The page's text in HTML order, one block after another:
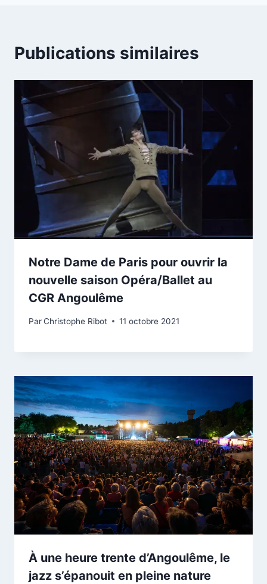
Publications similaires
Notre Dame de Paris pour ouvrir la
nouvelle saison Opéra/Ballet au
CGR Angoulême
ParChristophe Ribot 11 octobre 2021
À une heure trente d’Angoulême, le
jazz s’épanouit en pleine nature